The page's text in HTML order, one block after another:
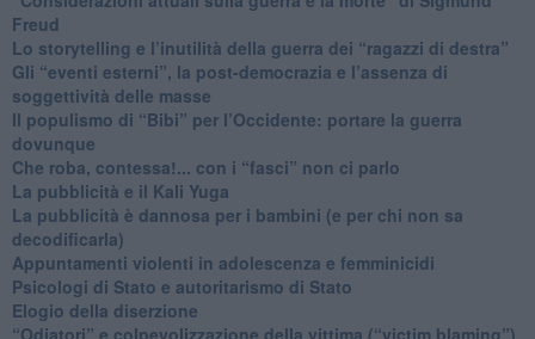
Freud
​Lo storytelling e l’inutilità della guerra dei “ragazzi di destra”
​Gli “eventi esterni”, la post-democrazia e l’assenza di
soggettività delle masse
​Il populismo di “Bibi” per l’Occidente: portare la guerra
dovunque
​Che roba, contessa!... con i “fasci” non ci parlo
La pubblicità e il Kali Yuga
​La pubblicità è dannosa per i bambini (e per chi non sa
decodificarla)
​Appuntamenti violenti in adolescenza e femminicidi
​Psicologi di Stato e autoritarismo di Stato
Elogio della diserzione
“Odiatori” e colpevolizzazione della vittima (“victim blaming”)